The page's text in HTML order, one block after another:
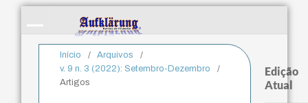
Início / Arquivos
/
v. 9 n. 3 (2022): Setembro-Dezembro
/
Artigos
Edição
Atual